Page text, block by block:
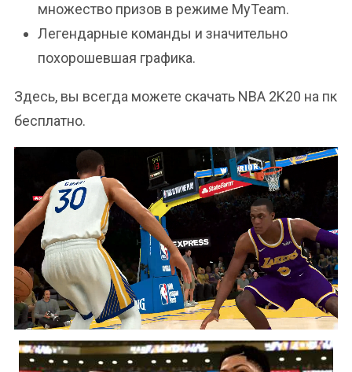
множество призов в режиме MyTeam.
Легендарные команды и значительно
похорошевшая графика.
Здесь, вы всегда можете скачать NBA 2K20 на пк
бесплатно.